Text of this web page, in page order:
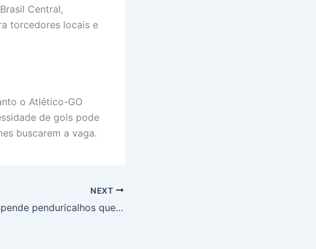
Central,
torcedores locais e
o Atlético-GO
de gols pode
buscarem a vaga.
NEXT
STF suspende penduricalhos que elevavam salários acima do teto, acende alerta no funcionalismo e divide juristas, com prazo para transição e julgamento até 25 de março